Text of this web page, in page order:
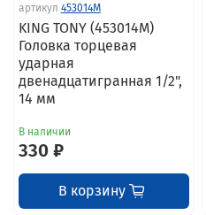
артикул 453014M
KING TONY (453014M)
Головка торцевая
ударная
двенадцатигранная 1/2",
14 мм
В наличии
330 ₽
В корзину